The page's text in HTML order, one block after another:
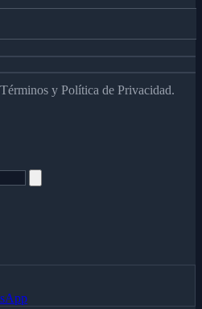
y Política de Privacidad.